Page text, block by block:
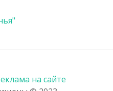
на сайте